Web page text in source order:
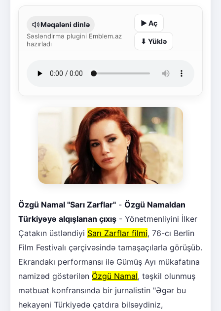
Məqaləni dinlə
Səsləndirmə plugini Emblem.az
hazırladı
▶ Aç
⬇ Yüklə
Özgü Namal "Sarı Zarflar" - Özgü Namaldan
Türkiyəyə alqışlanan çıxış - Yönetmenliyini İlker
Çatakın üstləndiyi Sarı Zarflar filmi, 76-cı Berlin
Film Festivalı çərçivəsində tamaşaçılarla görüşüb.
Ekrandakı performansı ilə Gümüş Ayı mükafatına
namizəd göstərilən Özgü Namal, təşkil olunmuş
mətbuat konfransında bir jurnalistin "Əgər bu
hekayəni Türkiyədə çatdıra bilsəydiniz,